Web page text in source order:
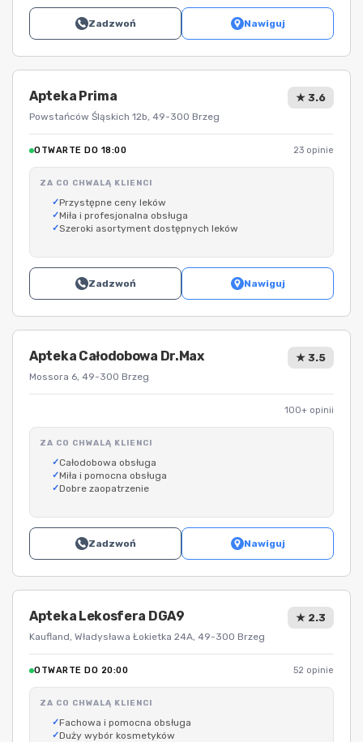
Zadzwoń Nawiguj
Apteka Prima
Powstańców Śląskich 12b, 49-300 Brzeg
★ 3.6
OTWARTE DO 18:00 23 opinie
ZA CO CHWALĄ KLIENCI
Przystępne ceny leków
Miła i profesjonalna obsługa
Szeroki asortyment dostępnych leków
Zadzwoń Nawiguj
Apteka Całodobowa Dr.Max
Mossora 6, 49-300 Brzeg
★ 3.5
100+ opinii
ZA CO CHWALĄ KLIENCI
Całodobowa obsługa
Miła i pomocna obsługa
Dobre zaopatrzenie
Zadzwoń Nawiguj
Apteka Lekosfera DGA9
Kaufland, Władysława Łokietka 24A, 49-300 Brzeg
★ 2.3
OTWARTE DO 20:00 52 opinie
ZA CO CHWALĄ KLIENCI
Fachowa i pomocna obsługa
Duży wybór kosmetyków